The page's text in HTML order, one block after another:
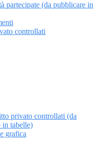
partecipate (da pubblicare in
controllati
privato controllati (da
in tabelle)
grafica